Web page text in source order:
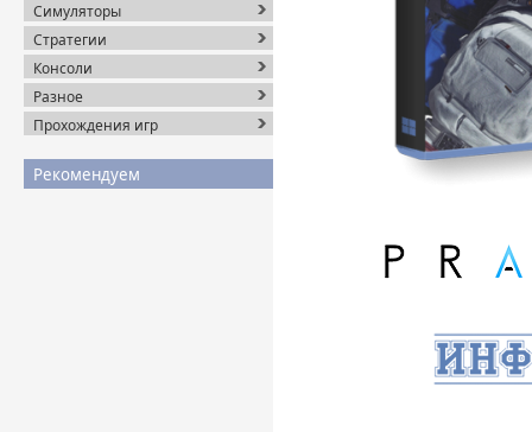
Симуляторы
Стратегии
Консоли
Разное
Прохождения игр
Рекомендуем